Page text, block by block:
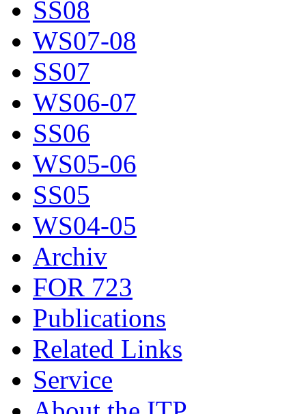
SS08
WS07-08
SS07
WS06-07
SS06
WS05-06
SS05
WS04-05
Archiv
FOR 723
Publications
Related Links
Service